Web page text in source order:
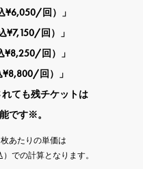
¥6,050/回）」
¥7,150/回）」
¥8,250/回）」
¥8,800/回）」
ても残チケットは
です※。
あたりの単価は
での計算となります。